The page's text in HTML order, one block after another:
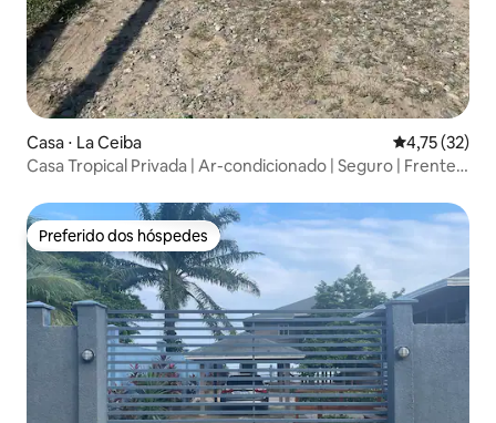
Casa ⋅ La Ceiba 4,75 de uma
4,75 (32)
Casa Tropical Privada | Ar-condicionado | Seguro | Frente à
Preferido dos hóspedes
Preferido dos hóspedes